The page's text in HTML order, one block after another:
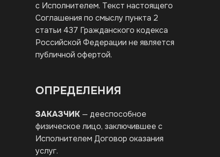
с Исполнителем. Текст настоящего
Соглашения по смыслу пункта 2
статьи 437 Гражданского кодекса
Российской Федерации не является
публичной офертой.
ОПРЕДЕЛЕНИЯ
ЗАКАЗЧИК — дееспособное
физическое лицо, заключившее с
Исполнителем Договор оказания
услуг.